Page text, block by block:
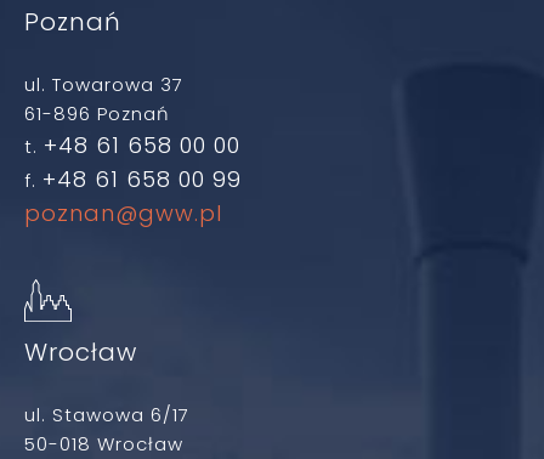
Poznań
ul. Towarowa 37
61-896 Poznań
t. +48 61 658 00 00
f. +48 61 658 00 99
poznan@gww.pl
Wrocław
ul. Stawowa 6/17
50-018 Wrocław